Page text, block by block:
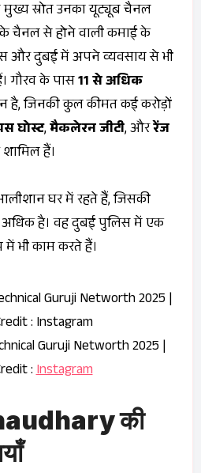
मुख्य स्रोत उनका यूट्यूब चैनल
चैनल से होने वाली कमाई के
और दुबई में अपने व्यवसाय से भी
गौरव के पास11 से अधिक
जिनकी कुल कीमत कई करोड़ों
घोस्ट,मैकलेरन जीटी, औररेंज
हैं।
घर में रहते हैं, जिसकी
है। वह दुबई पुलिस में एक
भी काम करते हैं।
Guruji Networth 2025 |
:Instagram
की